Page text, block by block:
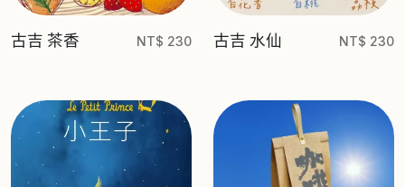
古吉 茶香 NT$ 230 古吉 水仙 NT$ 230